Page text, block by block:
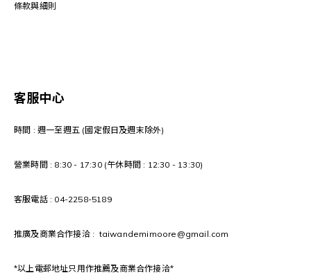
條款與細則
客服中心
時間 : 週一至週五 (國定假日及週末除外)
營業時間 : 8:30 - 17:30 (午休時間 : 12:30 - 13:30)
客服電話 : 04-2258-5189
推廣及商業合作接洽 : taiwandemimoore@gmail.com
*以上電郵地址只用作推薦及商業合作接洽*